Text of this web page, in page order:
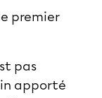
premier
pas
apporté